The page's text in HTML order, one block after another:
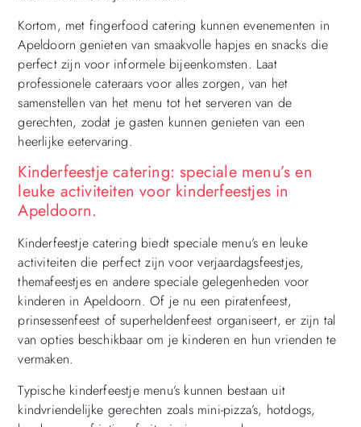
Kortom, met fingerfood catering kunnen evenementen in
Apeldoorn genieten van smaakvolle hapjes en snacks die
perfect zijn voor informele bijeenkomsten. Laat
professionele cateraars voor alles zorgen, van het
samenstellen van het menu tot het serveren van de
gerechten, zodat je gasten kunnen genieten van een
heerlijke eetervaring.
Kinderfeestje catering: speciale menu’s en
leuke activiteiten voor kinderfeestjes in
Apeldoorn.
Kinderfeestje catering biedt speciale menu’s en leuke
activiteiten die perfect zijn voor verjaardagsfeestjes,
themafeestjes en andere speciale gelegenheden voor
kinderen in Apeldoorn. Of je nu een piratenfeest,
prinsessenfeest of superheldenfeest organiseert, er zijn tal
van opties beschikbaar om je kinderen en hun vrienden te
vermaken.
Typische kinderfeestje menu’s kunnen bestaan uit
kindvriendelijke gerechten zoals mini-pizza’s, hotdogs,